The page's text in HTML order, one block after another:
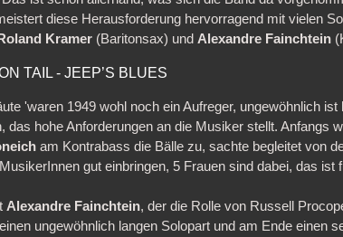
diese Herausforderung hervorragend mit vielen
Roland Kramer (Baritonsax) und Alexandre Fainchtein
TAIL - JEEP’S BLUES
'waren 1949 wohl noch ein Aufreger, ungewöhnlich
das hohe Anforderungen an die Musiker stellt. Anfangs
am Kontrabass die Bälle zu, sachte begleitet von
gut einbringen, 5 Frauen sind dabei, das ist
Alexandre Fainchtein, der die Rolle von Russell
ungewöhnlich langen Solopart und am Ende einen